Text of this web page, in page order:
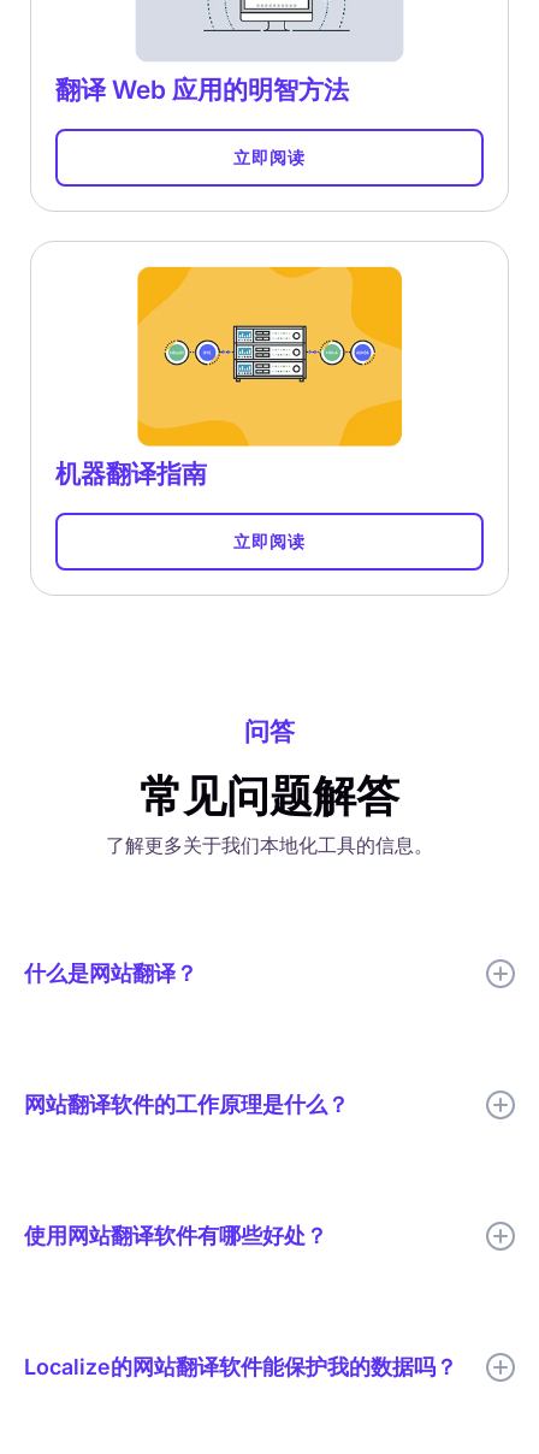
翻译 Web 应用的明智方法
立即阅读
机器翻译指南
立即阅读
问答
常见问题解答
了解更多关于我们本地化工具的信息。
什么是网站翻译？
问网站，从而提升用户体验、互动度和转化率。网站翻译不仅仅是
简单的文本翻译，还需要进行文化适应，使内容符合当地受众的偏
网站翻译软件的工作原理是什么？
译或人工审核翻译，然后将翻译后的内容整合回网站。网站翻译软
件简化了翻译管理，帮助企业快速且经济高效地扩展翻译规模。
使用网站翻译软件有哪些好处？
确保翻译的一致性和高质量，它可以提升用户体验和用户参与度，
进而提高转化率。此外，网站翻译软件还能简化内容管理，使多语
Localize的网站翻译软件能保护我的数据吗？